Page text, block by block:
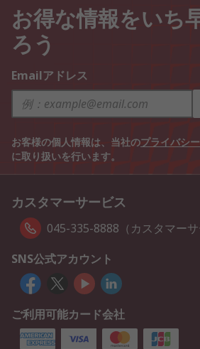
お得な情報をいち
ろう
Emailアドレス
お客様の個人情報は、当社のプライバシ
に取り扱いを行います。
カスタマーサービス
045-335-8888（カスタマーサ
SNS公式アカウント
ご利用可能カード会社